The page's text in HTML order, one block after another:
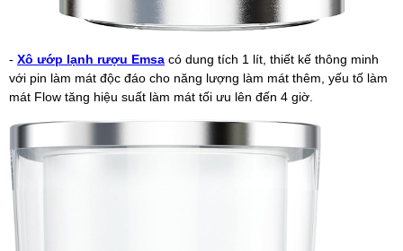
- Xô ướp lạnh rượu Emsa có dung tích 1 lít, thiết kế thông minh
với pin làm mát độc đáo cho năng lượng làm mát thêm, yếu tố làm
mát Flow tăng hiệu suất làm mát tối ưu lên đến 4 giờ.